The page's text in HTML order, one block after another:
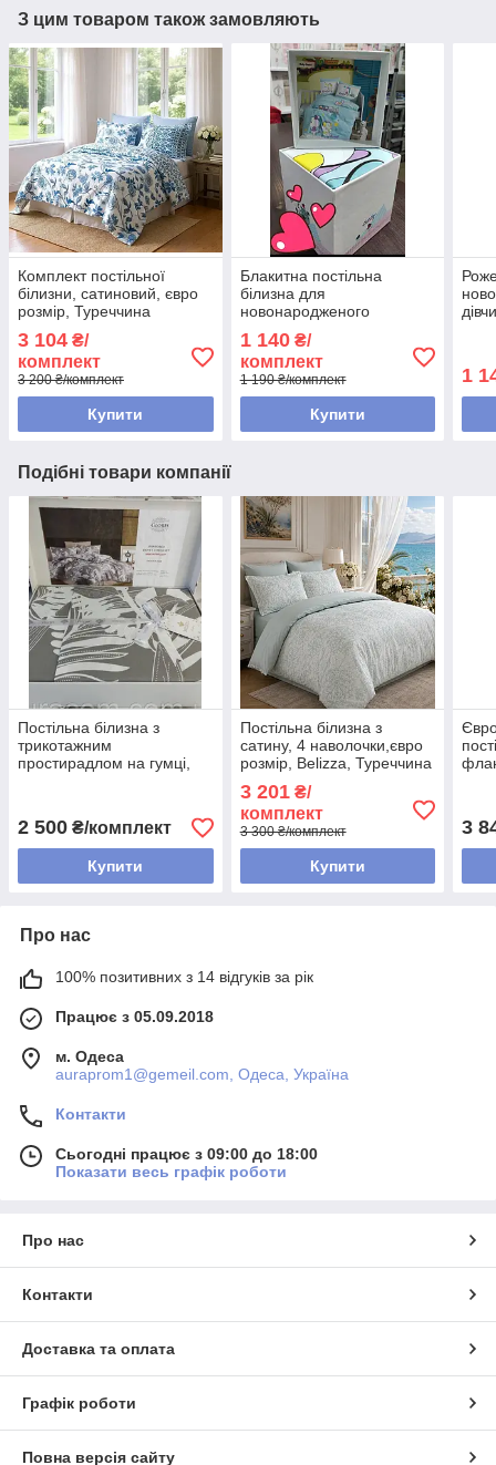
З цим товаром також замовляють
Комплект постільної
білизни, сатиновий, євро
розмір, Туреччина
3 104 ₴/
комплект
3 200 ₴/комплект
Купити
Блакитна постільна
білизна для
новонародженого
SWEET, Туреччина
1 140₴/
комплект
1 190 ₴/комплект
Купити
1
Подібні товари компанії
Постільна білизна з
трикотажним
простирадлом на гумці,
2 500 ₴/комплект
Купити
Постільна білизна з
сатину, 4 наволочки,євро
розмір, Belizza, Туреччина
3 201₴/
комплект
3 300 ₴/комплект
Купити
3
Про нас
100% позитивних з 14 відгуків за рік
Працює з 05.09.2018
м. Одеса
auraprom1@gemeil.com, Одеса, Україна
Контакти
Сьогодні працює з 09:00 до 18:00
Показати весь графік роботи
Про нас
Контакти
Доставка та оплата
Графік роботи
Повна версія сайту